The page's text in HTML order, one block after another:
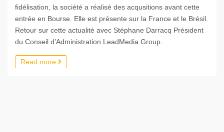
fidélisation, la société a réalisé des acqusitions avant cette
entrée en Bourse. Elle est présente sur la France et le Brésil.
Retour sur cette actualité avec Stéphane Darracq Président
du Conseil d’Administration LeadMedia Group.
Read more